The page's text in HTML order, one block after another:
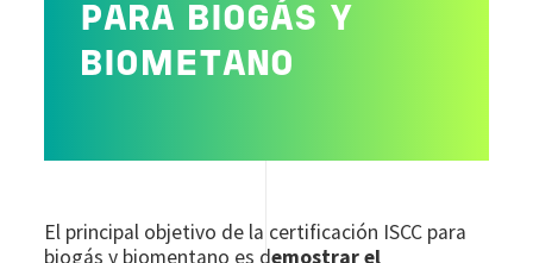
PARA BIOGÁS Y
BIOMETANO
El principal objetivo de la certificación ISCC para
biogás y biomentano es demostrar el